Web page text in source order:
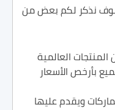
سوف نذكر لكم بعض من
العالمية
بأرخص الأسعار
ويقدم عليها